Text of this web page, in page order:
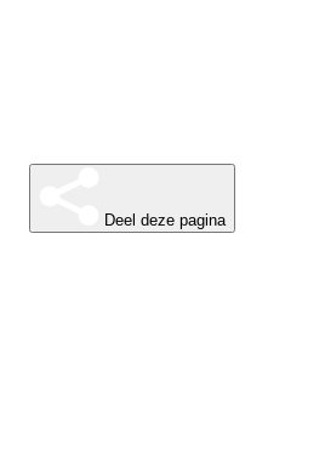
Deel deze pagina